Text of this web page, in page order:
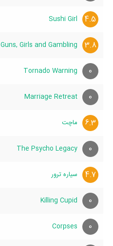
4.5
Sushi Girl
3.8
Guns, Girls and Gambling
0
Tornado Warning
0
Marriage Retreat
6.3 ماچت
0
The Psycho Legacy
4.7 سیاره ترور
0
Killing Cupid
0
Corpses